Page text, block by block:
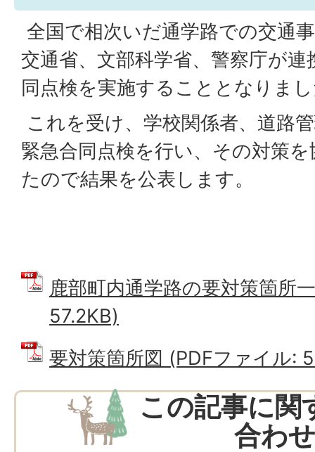
全国で相次いだ通学路での交通
交通省、文部科学省、警察庁が
同点検を実施することとなりま
これを受け、学校関係者、道路
緊急合同点検を行い、その対策
たので結果を公表します。
鹿部町内通学路の要対策箇所
57.2KB)
要対策箇所図 (PDFファイル:
この記事に関
合わ